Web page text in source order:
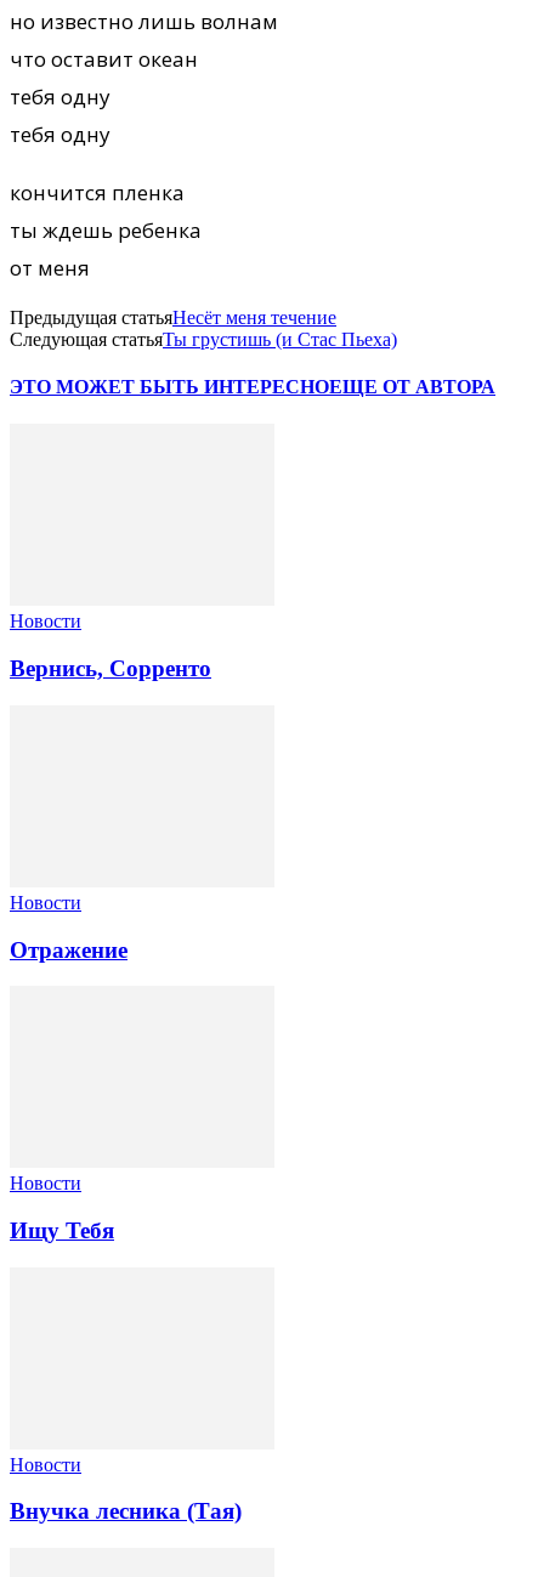
но известно лишь волнам
что оставит океан
тебя одну
тебя одну
кончится пленка
ты ждешь ребенка
от меня
Предыдущая статьяНесёт меня течение
Следующая статьяТы грустишь (и Стас Пьеха)
ЭТО МОЖЕТ БЫТЬ ИНТЕРЕСНОЕЩЕ ОТ АВТОРА
Новости
Вернись, Сорренто
Новости
Отражение
Новости
Ищу Тебя
Новости
Внучка лесника (Тая)